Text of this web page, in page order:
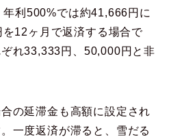
利500%では約41,666円に
12ヶ月で返済する場合で
れ33,333円、50,000円と非
の延滞金も高額に設定され
一度返済が滞ると、雪だる